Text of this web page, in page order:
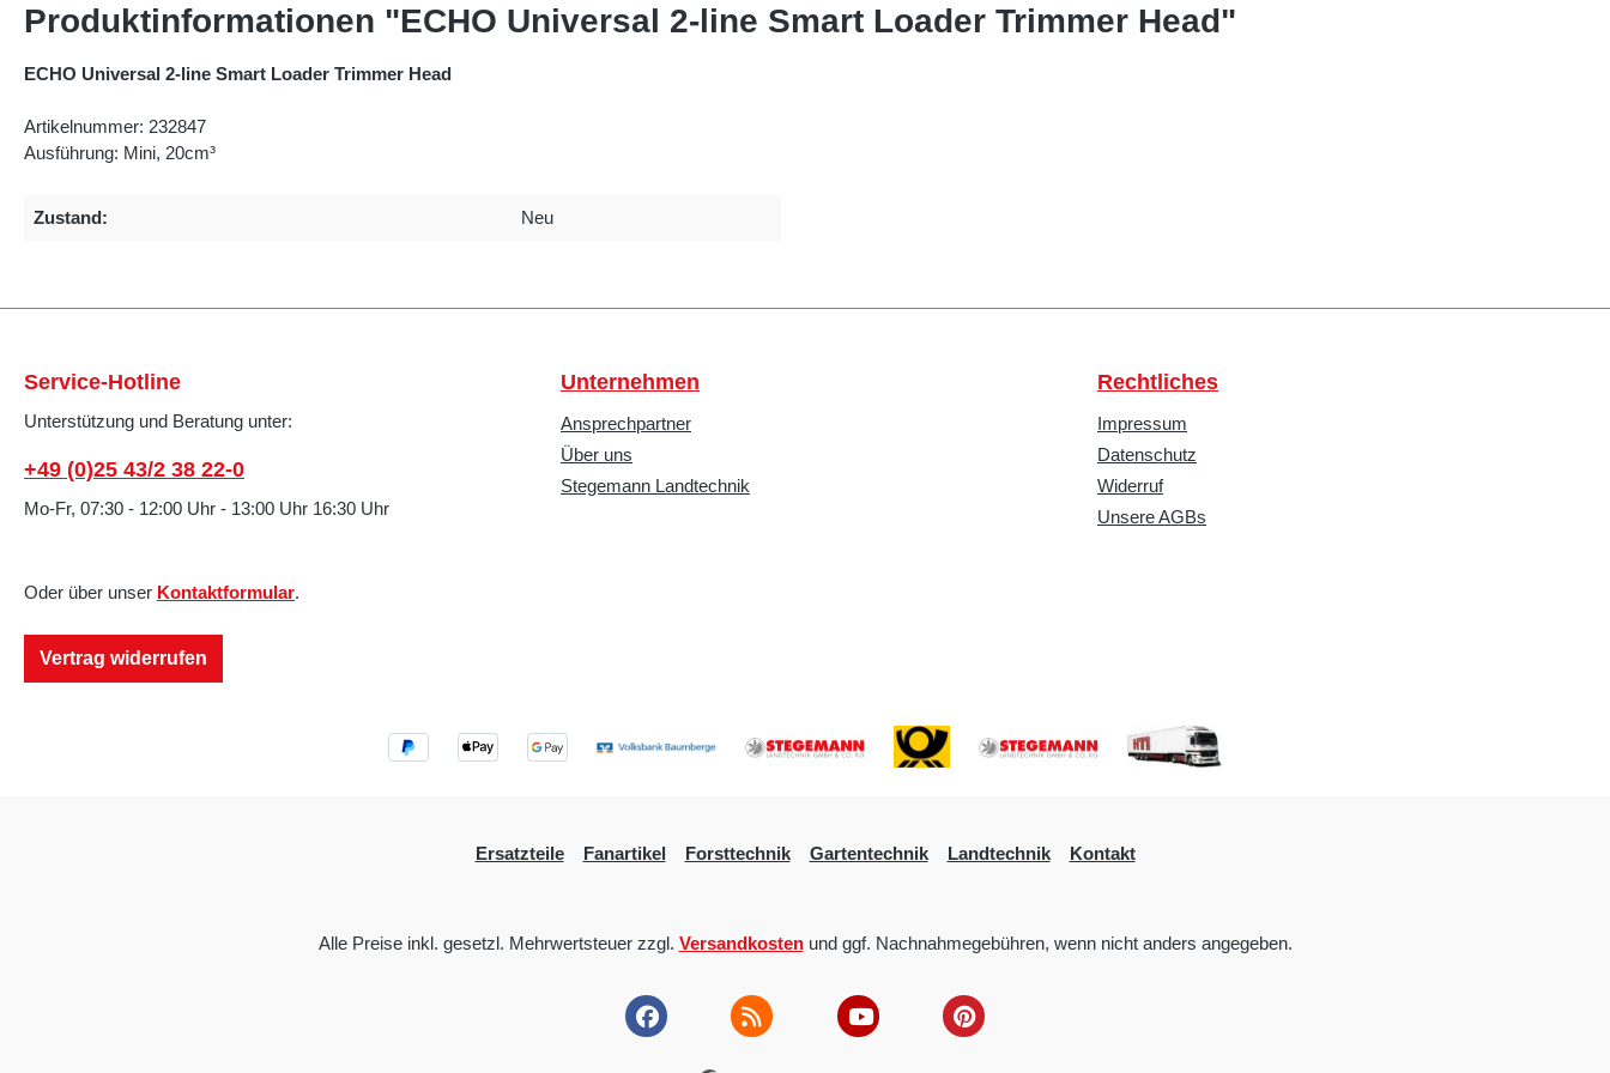
Produktinformationen "ECHO Universal 2-line Smart Loader Trimmer Head"
ECHO Universal 2-line Smart Loader Trimmer Head
Artikelnummer: 232847
Ausführung: Mini, 20cm³
Zustand: Neu
Service-Hotline
Unterstützung und Beratung unter:
+49 (0)25 43/2 38 22-0
Mo-Fr, 07:30 - 12:00 Uhr - 13:00 Uhr 16:30 Uhr
Oder über unser Kontaktformular.
Vertrag widerrufen
Unternehmen
Ansprechpartner
Über uns
Stegemann Landtechnik
Rechtliches
Impressum
Datenschutz
Widerruf
Unsere AGBs
Ersatzteile Fanartikel Forsttechnik Gartentechnik Landtechnik Kontakt
Alle Preise inkl. gesetzl. Mehrwertsteuer zzgl. Versandkostenund ggf. Nachnahmegebühren, wenn nicht anders angegeben.